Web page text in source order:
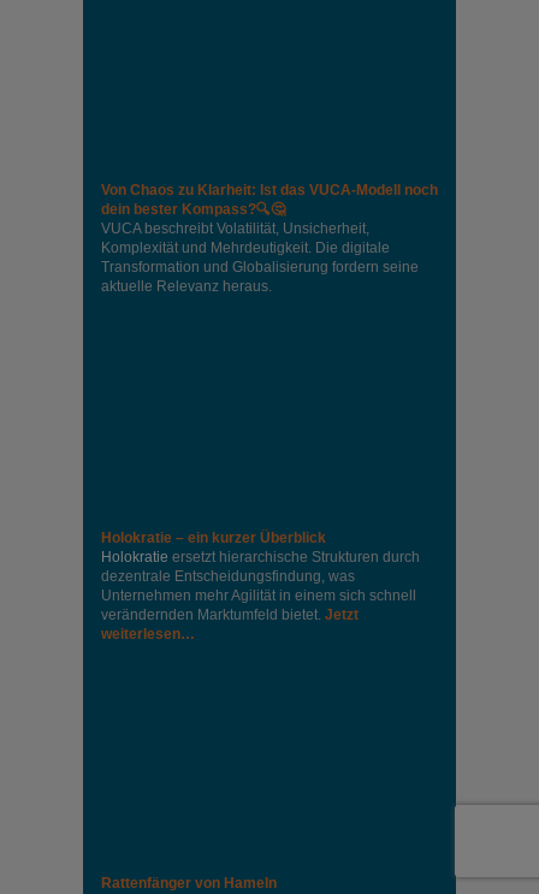
Von Chaos zu Klarheit: Ist das VUCA-Modell noch
dein bester Kompass?🔍🤔
VUCA beschreibt Volatilität, Unsicherheit,
Komplexität und Mehrdeutigkeit. Die digitale
Transformation und Globalisierung fordern seine
aktuelle Relevanz heraus.
Holokratie – ein kurzer Überblick
Holokratie ersetzt hierarchische Strukturen durch
dezentrale Entscheidungsfindung, was
Unternehmen mehr Agilität in einem sich schnell
verändernden Marktumfeld bietet. Jetzt
weiterlesen…
Rattenfänger von Hameln